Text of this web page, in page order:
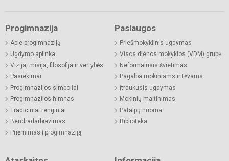
Progimnazija
Apie progimnaziją
Ugdymo aplinka
Vizija, misija, filosofija ir vertybės
Pasiekimai
Progimnazijos simboliai
Progimnazijos himnas
Tradiciniai renginiai
Bendradarbiavimas
Priėmimas į progimnaziją
Paslaugos
Priešmokyklinis ugdymas
Visos dienos mokyklos (VDM) grupė
Neformalusis švietimas
Pagalba mokiniams ir tėvams
Įtraukusis ugdymas
Mokinių maitinimas
Patalpų nuoma
Biblioteka